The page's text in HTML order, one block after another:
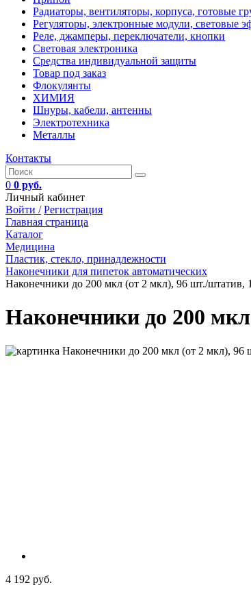
Радиаторы, вентиляторы, корпуса, готовые
Регуляторы, электронные модули, световые
Реле, джамперы, переключатели, кнопки
Световая электроника
Средства индивидуальной защиты
Товар под заказ
Флокулянты
ХИМИЯ
Шнуры, кабели, антенны
Электротехника
Металлы
Контакты
0 0 руб.
Личный кабинет
Войти / Регистрация
Главная страница
Каталог
Медицина
Пластик, стекло, принадлежности
Наконечники для пипеток автоматических
Наконечники до 200 мкл (от 2 мкл), 96 шт./штатив,
Наконечники до 200
4 192 руб.